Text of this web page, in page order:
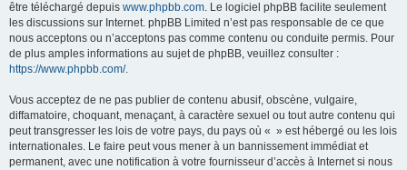
être téléchargé depuis www.phpbb.com. Le logiciel phpBB facilite seulement
les discussions sur Internet. phpBB Limited n’est pas responsable de ce que
nous acceptons ou n’acceptons pas comme contenu ou conduite permis. Pour
de plus amples informations au sujet de phpBB, veuillez consulter :
https://www.phpbb.com/.
Vous acceptez de ne pas publier de contenu abusif, obscène, vulgaire,
diffamatoire, choquant, menaçant, à caractère sexuel ou tout autre contenu qui
peut transgresser les lois de votre pays, du pays où « » est hébergé ou les lois
internationales. Le faire peut vous mener à un bannissement immédiat et
permanent, avec une notification à votre fournisseur d’accès à Internet si nous